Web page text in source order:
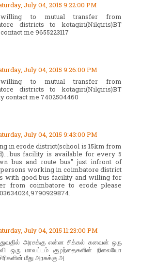
July 04, 2015 9:22:00 PM
to mutual transfer from
districts to kotagiri(Nilgiris)BT
me 9655223117
July 04, 2015 9:26:00 PM
to mutual transfer from
districts to kotagiri(Nilgiris)BT
contact me 7402504460
July 04, 2015 9:43:00 PM
in erode district(school is 15km from
facility is available for every 5
bus and route bus" just infront of
working in coimbatore district
with good bus facility and willing for
from coimbatore to erode please
July 04, 2015 11:23:00 PM
அரசுக்கு என்ன சிக்கல் கனவன் ஒரு
ஒரு மாவட்டம் குழந்தைகளின் நிலையோ
மீது அரசுக்கு அ